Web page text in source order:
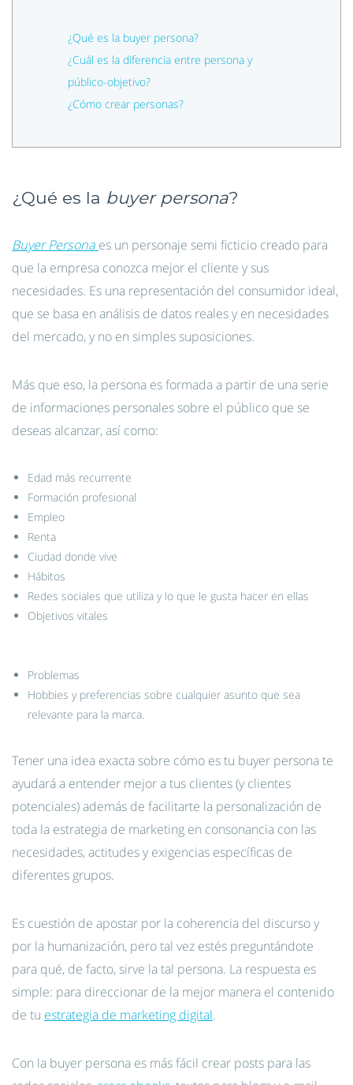
¿Qué es la buyer persona?
¿Cuál es la diferencia entre persona y
público-objetivo?
¿Cómo crear personas?
¿Qué es la buyer persona?
Buyer Persona es un personaje semi ficticio creado para
que la empresa conozca mejor el cliente y sus
necesidades. Es una representación del consumidor ideal,
que se basa en análisis de datos reales y en necesidades
del mercado, y no en simples suposiciones.
Más que eso, la persona es formada a partir de una serie
de informaciones personales sobre el público que se
deseas alcanzar, así como:
Edad más recurrente
Formación profesional
Empleo
Renta
Ciudad donde vive
Hábitos
Redes sociales que utiliza y lo que le gusta hacer en ellas
Objetivos vitales
Problemas
Hobbies y preferencias sobre cualquier asunto que sea
relevante para la marca.
Tener una idea exacta sobre cómo es tu buyer persona te
ayudará a entender mejor a tus clientes (y clientes
potenciales) además de facilitarte la personalización de
toda la estrategia de marketing en consonancia con las
necesidades, actitudes y exigencias específicas de
diferentes grupos.
Es cuestión de apostar por la coherencia del discurso y
por la humanización, pero tal vez estés preguntándote
para qué, de facto, sirve la tal persona. La respuesta es
simple: para direccionar de la mejor manera el contenido
de tu estrategia de marketing digital.
Con la buyer persona es más fácil crear posts para las